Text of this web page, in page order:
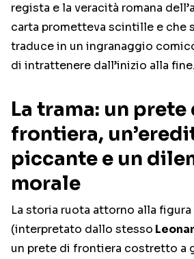
regista e la veracità romana
carta prometteva scintille e che
traduce in un ingranaggio
di intrattenere dall’inizio alla fine.
La trama: un prete
frontiera,
piccante e un
morale
La storia ruota attorno alla figura
(interpretato dallo stesso
un prete di frontiera costretto a